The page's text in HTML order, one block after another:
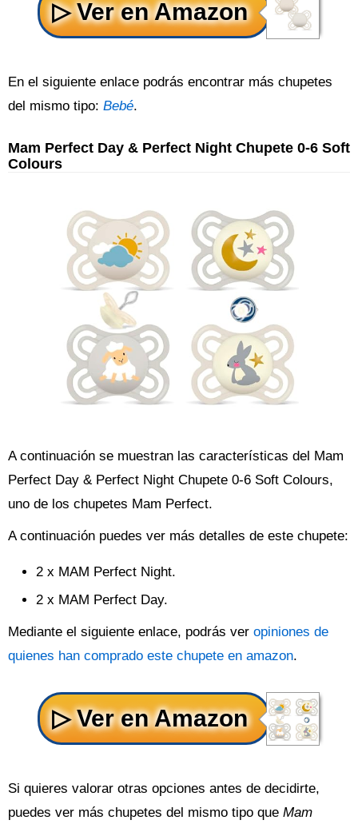
En el siguiente enlace podrás encontrar más chupetes
del mismo tipo: Bebé.
Mam Perfect Day & Perfect Night Chupete 0-6 Soft
Colours
A continuación se muestran las características del Mam
Perfect Day & Perfect Night Chupete 0-6 Soft Colours,
uno de los chupetes Mam Perfect.
A continuación puedes ver más detalles de este chupete:
2 x MAM Perfect Night.
2 x MAM Perfect Day.
Mediante el siguiente enlace, podrás ver opiniones de
quienes han comprado este chupete en amazon.
Si quieres valorar otras opciones antes de decidirte,
puedes ver más chupetes del mismo tipo que Mam